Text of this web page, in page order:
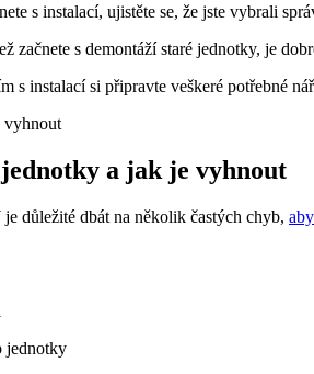
s instalací, ujistěte se, že jste vybrali
s demontáží staré jednotky, je
instalací si připravte veškeré potřebné
a jak je vyhnout
důležité dbát na několik častých chyb,
jednotky